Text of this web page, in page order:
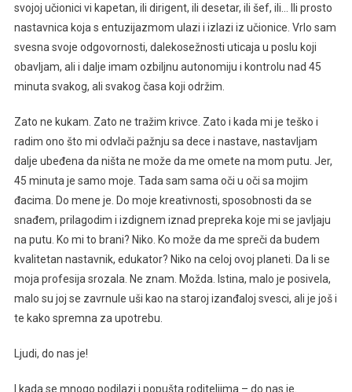
svojoj učionici vi kapetan, ili dirigent, ili desetar, ili šef, ili… Ili prosto
nastavnica koja s entuzijazmom ulazi i izlazi iz učionice. Vrlo sam
svesna svoje odgovornosti, dalekosežnosti uticaja u poslu koji
obavljam, ali i dalje imam ozbiljnu autonomiju i kontrolu nad 45
minuta svakog, ali svakog časa koji održim.
Zato ne kukam. Zato ne tražim krivce. Zato i kada mi je teško i
radim ono što mi odvlači pažnju sa dece i nastave, nastavljam
dalje ubeđena da ništa ne može da me omete na mom putu. Jer,
45 minuta je samo moje. Tada sam sama oči u oči sa mojim
đacima. Do mene je. Do moje kreativnosti, sposobnosti da se
snađem, prilagodim i izdignem iznad prepreka koje mi se javljaju
na putu. Ko mi to brani? Niko. Ko može da me spreči da budem
kvalitetan nastavnik, edukator? Niko na celoj ovoj planeti. Da li se
moja profesija srozala. Ne znam. Možda. Istina, malo je posivela,
malo su joj se zavrnule uši kao na staroj izanđaloj svesci, ali je još i
te kako spremna za upotrebu.
Ljudi, do nas je!
I kada se mnogo podilazi i popušta roditeljima – do nas je.